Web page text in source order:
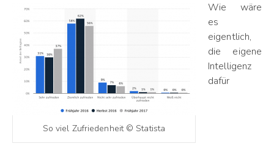
So viel Zufriedenheit © Statista
Wie wäre
es
eigentlich,
die eigene
Intelligenz
dafür